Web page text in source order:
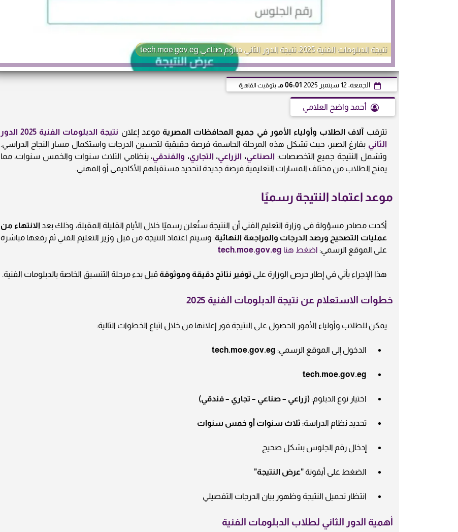
نتيجة الدبلومات الفنية 2025، نتيجة الدور الثاني دبلوم صناعي tech.moe.gov.eg
الجمعة، 12 سبتمبر 2025 06:01 مـ بتوقيت القاهرة
أحمد واضح العلامي
تترقب آلاف الطلاب وأولياء الأمور في جميع المحافظات المصرية موعد إعلان
نتيجة الدبلومات الفنية 2025 الدور
الثاني بفارغ الصبر، حيث تشكل هذه المرحلة الحاسمة فرصة حقيقية لتحسين الدرجات واستكمال مسار النجاح الدراسي.
وتشمل النتيجة جميع التخصصات: الصناعي، الزراعي، التجاري، والفندقي، بنظامي الثلاث سنوات والخمس سنوات، مما
يمنح الطلاب من مختلف المسارات التعليمية فرصة جديدة لتحديد مستقبلهم الأكاديمي أو المهني.
موعد اعتماد النتيجة رسميًا
أكدت مصادر مسؤولة في وزارة التعليم الفني أن النتيجة ستُعلن رسميًا خلال الأيام القليلة المقبلة، وذلك بعد الانتهاء من
عمليات التصحيح ورصد الدرجات والمراجعة النهائية. وسيتم اعتماد النتيجة من قبل وزير التعليم الفني ثم رفعها مباشرة
على الموقع الرسمي: اضغط هنا tech.moe.gov.eg
هذا الإجراء يأتي في إطار حرص الوزارة على توفير نتائج دقيقة وموثوقةقبل بدء مرحلة التنسيق الخاصة بالدبلومات الفنية.
خطوات الاستعلام عن نتيجة الدبلومات الفنية 2025
يمكن للطلاب وأولياء الأمور الحصول على النتيجة فور إعلانها من خلال اتباع الخطوات التالية:
الدخول إلى الموقع الرسمي: tech.moe.gov.eg
tech.moe.gov.eg
اختيار نوع الدبلوم:(زراعي – صناعي – تجاري – فندقي)
تحديد نظام الدراسة: ثلاث سنوات أو خمس سنوات
إدخال رقم الجلوس بشكل صحيح
الضغط على أيقونة"عرض النتيجة"
انتظار تحميل النتيجة وظهور بيان الدرجات التفصيلي
أهمية الدور الثاني لطلاب الدبلومات الفنية